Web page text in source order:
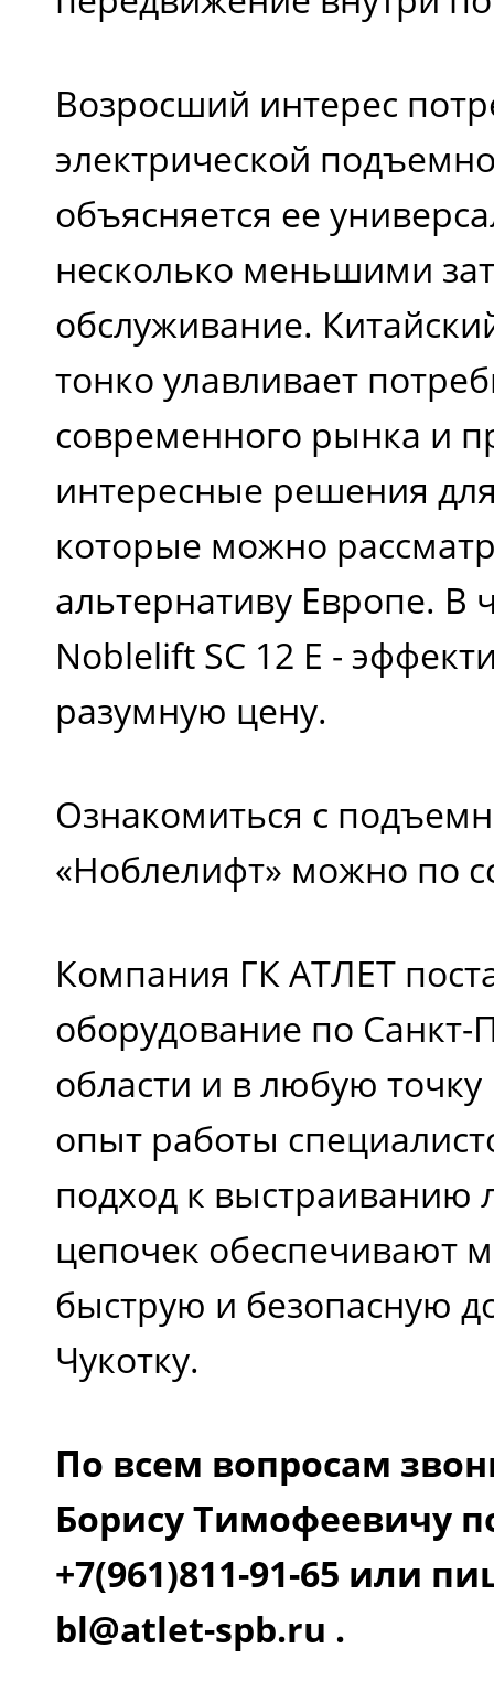
Возросший интерес
электрической
объясняется ее
несколько меньшими
обслуживание.
тонко улавливает
современного рынка и
интересные решения
которые можно
альтернативу Европе. В
Noblelift SC 12 E -
разумную цену.
Ознакомиться с
«Ноблелифт» можно по
Компания ГК АТЛЕТ
оборудование по Санкт-
области и в любую
опыт работы
подход к выстраиванию
цепочек обеспечивают
быструю и безопасную
Чукотку.
По всем вопросам
Борису Тимофеевичу
+7(961)811-91-65 или
bl@atlet-spb.ru .